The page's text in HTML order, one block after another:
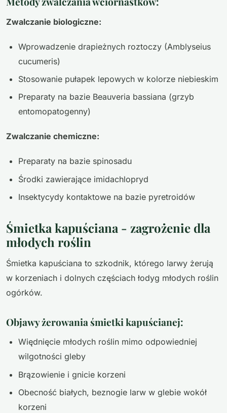
Zwalczanie biologiczne:
Wprowadzenie drapieżnych roztoczy (Amblyseius
cucumeris)
Stosowanie pułapek lepowych w kolorze niebieskim
Preparaty na bazie Beauveria bassiana (grzyb
entomopatogenny)
Zwalczanie chemiczne:
Preparaty na bazie spinosadu
Środki zawierające imidachlopryd
Insektycydy kontaktowe na bazie pyretroidów
Śmietka kapuściana - zagrożenie dla
młodych roślin
Śmietka kapuściana to szkodnik, którego larwy żerują
w korzeniach i dolnych częściach łodyg młodych roślin
ogórków.
Objawy żerowania śmietki kapuścianej:
Więdnięcie młodych roślin mimo odpowiedniej
wilgotności gleby
Brązowienie i gnicie korzeni
Obecność białych, beznogie larw w glebie wokół
korzeni